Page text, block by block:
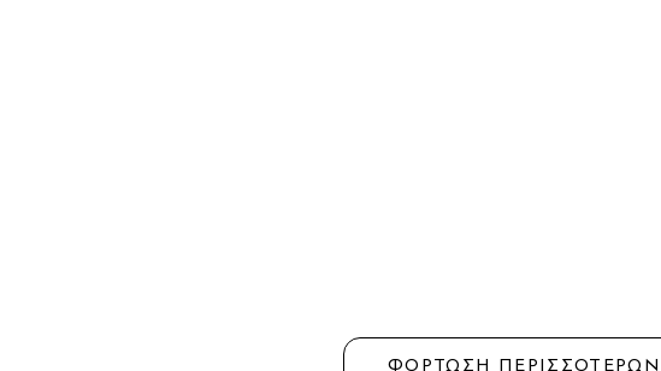
ΦΟΡΤΩΣΗ ΠΕΡΙΣΣΟΤΕΡΩΝ